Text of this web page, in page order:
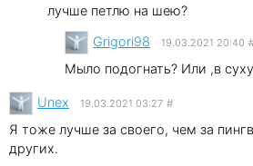
лучше петлю на шею?
Grigori98 19.03.2021 20:40
Мыло подогнать? Или ,в
Unex 19.03.2021 03:27 #
Я тоже лучше за своего, чем за
других.